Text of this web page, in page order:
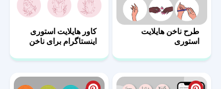
طرح ناخن هایلایت
استوری
کاور هایلایت استوری
اینستاگرام برای ناخن